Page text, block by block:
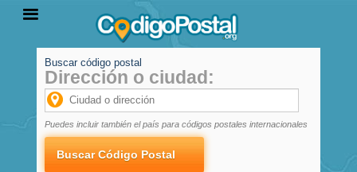
PROVINCIAS
LOCALIDADES
Buscar código postal
Dirección o ciudad:
Puedes incluir también el país para códigos postales internacionales